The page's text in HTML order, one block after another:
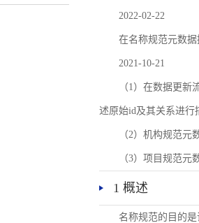
2022-02-22
在名称规范元数
2021-10-21
（1）在数据更
述原始id及其关系进行
（2）机构规范元
（3）项目规范
1 概述
名称规范的目的